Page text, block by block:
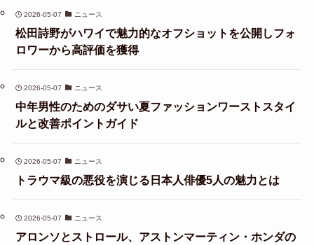
2026-05-07 ニュース
松田詩野がハワイで魅力的なオフショットを公開しフォ
ロワーから高評価を獲得
2026-05-07 ニュース
中年男性のためのダサい夏ファッションワーストスタイ
ルと改善ポイントガイド
2026-05-07 ニュース
トラウマ級の悪役を演じる日本人俳優5人の魅力とは
2026-05-07 ニュース
アロンソとストロール、アストンマーティン・ホンダの